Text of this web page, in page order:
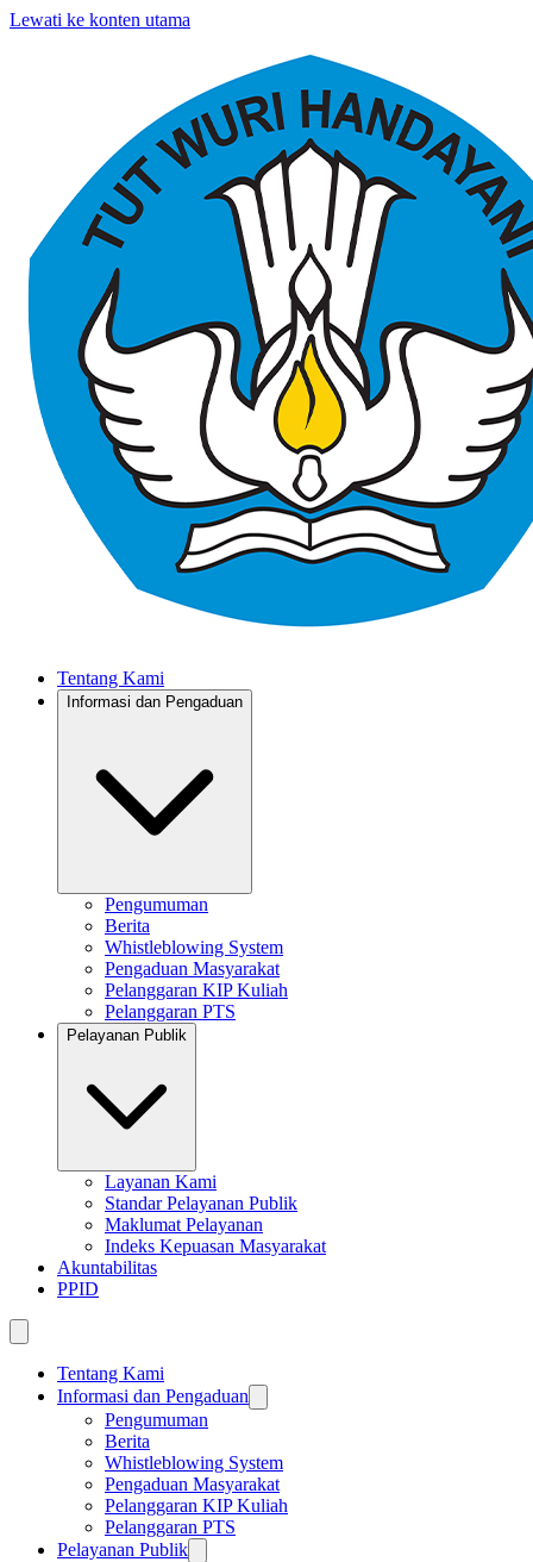
Lewati ke konten utama
Tentang Kami
Informasi dan Pengaduan
Pengumuman
Berita
Whistleblowing System
Pengaduan Masyarakat
Pelanggaran KIP Kuliah
Pelanggaran PTS
Pelayanan Publik
Layanan Kami
Standar Pelayanan Publik
Maklumat Pelayanan
Indeks Kepuasan Masyarakat
Akuntabilitas
PPID
Tentang Kami
Informasi dan Pengaduan
Pengumuman
Berita
Whistleblowing System
Pengaduan Masyarakat
Pelanggaran KIP Kuliah
Pelanggaran PTS
Pelayanan Publik